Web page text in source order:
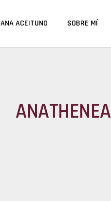
ANA ACEITUNO SOBRE MÍ
ANATHENEA